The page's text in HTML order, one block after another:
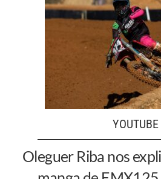
YOUTUBE
Oleguer Riba nos